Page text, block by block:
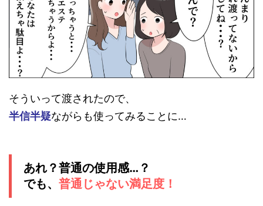
そういって渡されたので、
半信半疑ながらも使ってみることに…
あれ？普通の使用感…？
でも、 普通じゃない満足度！